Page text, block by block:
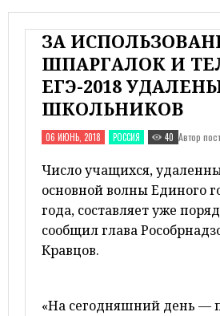
ЗА
ШПАРГАЛОК И
ЕГЭ-2018
ШКОЛЬНИКОВ
06 ИЮНЬ, 2018 РОССИЯ 40 Автор
Число учащихся,
основной волны Единого
года, составляет уже
сообщил глава
Кравцов.
«На сегодняшний день —